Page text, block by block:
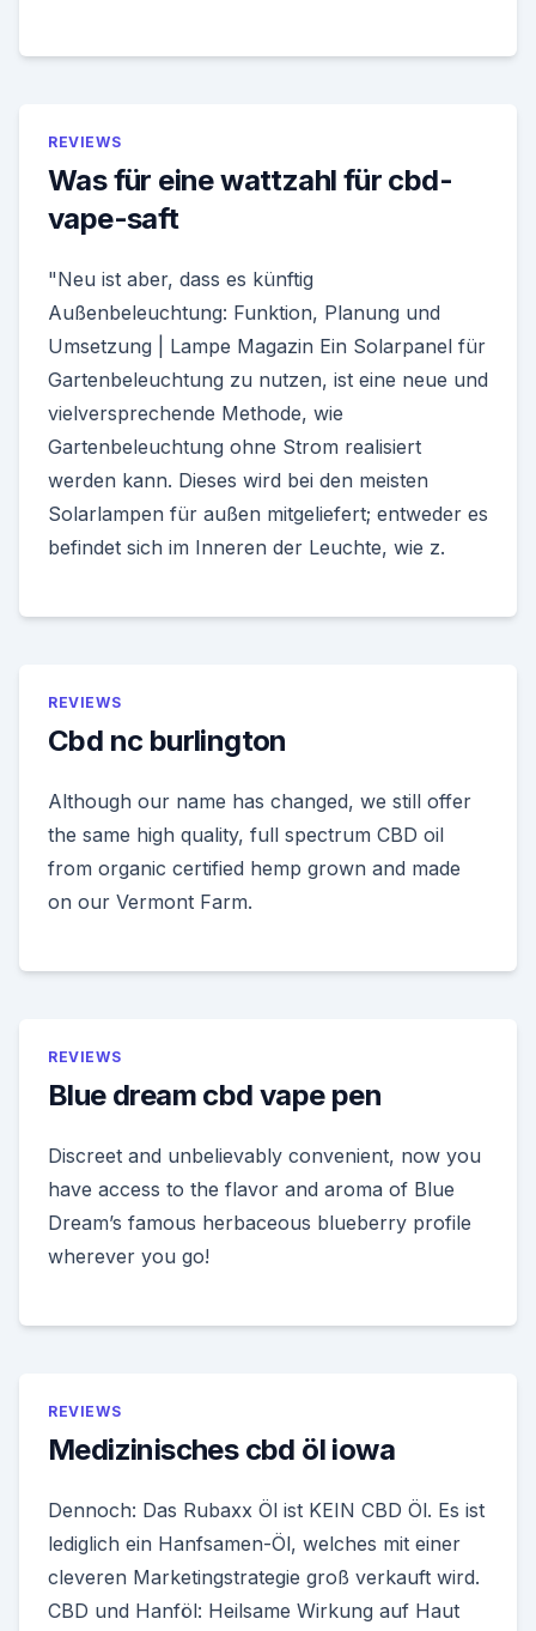
REVIEWS
Was für eine wattzahl für cbd-
vape-saft
"Neu ist aber, dass es künftig
Außenbeleuchtung: Funktion, Planung und
Umsetzung | Lampe Magazin Ein Solarpanel für
Gartenbeleuchtung zu nutzen, ist eine neue und
vielversprechende Methode, wie
Gartenbeleuchtung ohne Strom realisiert
werden kann. Dieses wird bei den meisten
Solarlampen für außen mitgeliefert; entweder es
befindet sich im Inneren der Leuchte, wie z.
REVIEWS
Cbd nc burlington
Although our name has changed, we still offer
the same high quality, full spectrum CBD oil
from organic certified hemp grown and made
on our Vermont Farm.
REVIEWS
Blue dream cbd vape pen
Discreet and unbelievably convenient, now you
have access to the flavor and aroma of Blue
Dream’s famous herbaceous blueberry profile
wherever you go!
REVIEWS
Medizinisches cbd öl iowa
Dennoch: Das Rubaxx Öl ist KEIN CBD Öl. Es ist
lediglich ein Hanfsamen-Öl, welches mit einer
cleveren Marketingstrategie groß verkauft wird.
CBD und Hanföl: Heilsame Wirkung auf Haut